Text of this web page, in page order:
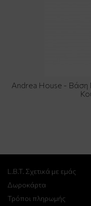
Andrea House - Βάση
L.B.T. Σχετικά με εμάς
Δωροκάρτα
Τρόποι πληρωμής